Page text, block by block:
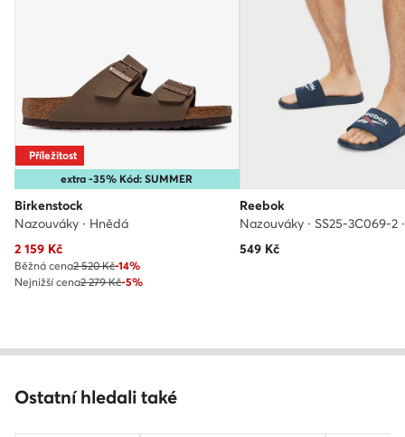
extra -35% Kód: SUMMER
Příležitost
Birkenstock
Nazouváky · Hnědá
Aktuální cena
2 159 Kč
Běžná cena2 520 Kč-14%
Nejnižší cena2 279 Kč-5%
Reebok
549Kč
Ostatní hledali také